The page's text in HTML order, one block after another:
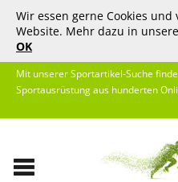
Wir essen gerne Cookies
Website. Mehr dazu in
OK
Mit unserer Sportartikel-Suche
Sportausrüstung aus hunderten